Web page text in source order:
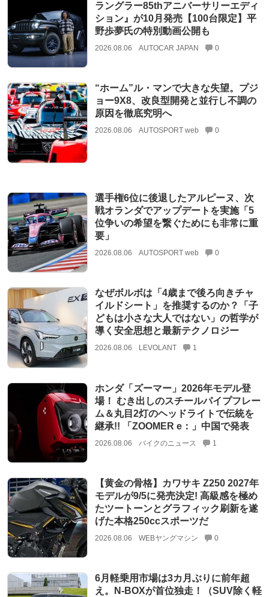
ラングラー85thアニバーサリーエディ
ション』が10月発売【100台限定】平
野歩夢氏の特別動画公開も
2026.08.06 AUTOCAR JAPAN 0
“ホーム”ル・マンで大きな失望。プジ
ョー9X8、改良型開発と並行し不調の
原因を徹底究明へ
2026.08.06 AUTOSPORT web 0
選手権6位に後退したアルピーヌ、次
戦オランダでアップデートを実施「5
位争いの希望を繋ぐためにも非常に重
要」
2026.08.06 AUTOSPORT web 0
なぜボルボは「4歳まで後ろ向きチャ
イルドシート」を推奨するのか？「子
どもは小さな大人ではない」の哲学が
導く安全思想と最新テクノロジー
2026.08.06 LEVOLANT 1
ホンダ「ズーマー」2026年モデル登
場！ むき出しのスチールパイプフレー
ム＆丸目2灯のヘッドライトで伝統を
継承!! 「ZOOMER e：」中国で発表
2026.08.06 バイクのニュース 1
【黄金の骨格】カワサキ Z250 2027年
モデルが9/5に発売決定! 高級感を極め
たツートーンとグラフィック刷新を遂
げた本格250ccスポーツだ
2026.08.06 WEBヤングマシン 0
6月軽乗用市場は3カ月ぶりに前年超
え。N-BOXが首位独走！（SUV除く軽